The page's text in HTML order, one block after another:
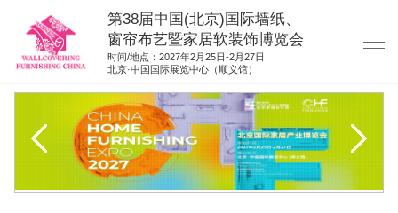
第38届中国(北京)国际墙纸、
窗帘布艺暨家居软装饰博览会
时间/地点：2027年2月25日-2月27日
北京·中国国际展览中心（顺义馆）
展商服务